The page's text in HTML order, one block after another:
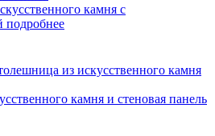
камня с
подробнее
камня и стеновая панель